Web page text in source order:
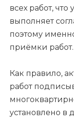
всех работ,
выполняет
поэтому
приёмки работ.
Как правило,
работ
установлено в